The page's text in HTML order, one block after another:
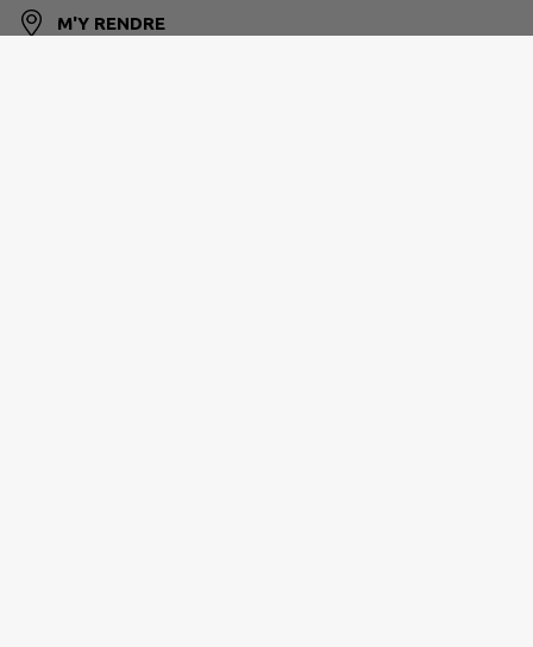
M'Y RENDRE